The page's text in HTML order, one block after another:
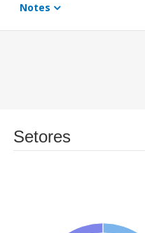
Notes
Setores